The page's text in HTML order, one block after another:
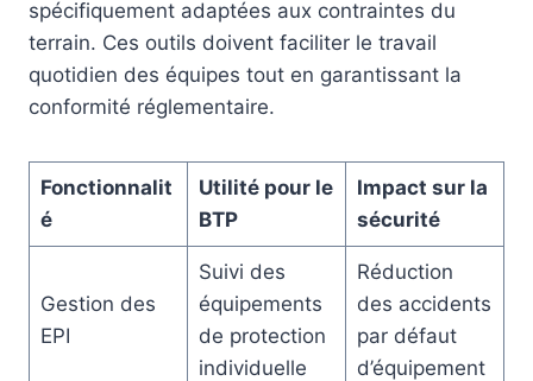
spécifiquement adaptées aux contraintes du
terrain. Ces outils doivent faciliter le travail
quotidien des équipes tout en garantissant la
conformité réglementaire.
Fonctionnalit
é
Utilité pour le
BTP
Impact sur la
sécurité
Gestion des
EPI
Suivi des
équipements
de protection
individuelle
Réduction
des accidents
par défaut
d’équipement